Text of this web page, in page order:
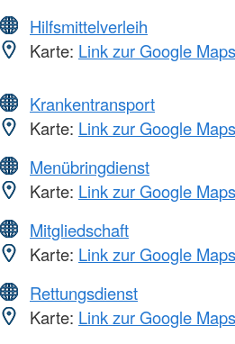
Hilfsmittelverleih
Karte: Link zur Google
Krankentransport
Karte: Link zur Google
Menübringdienst
Karte: Link zur Google
Mitgliedschaft
Karte: Link zur Google
Rettungsdienst
Karte: Link zur Google